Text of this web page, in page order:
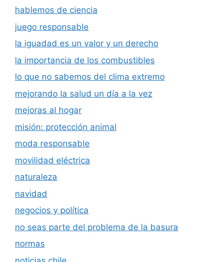
hablemos de ciencia
juego responsable
la iguadad es un valor y un derecho
la importancia de los combustibles
lo que no sabemos del clima extremo
mejorando la salud un día a la vez
mejoras al hogar
misión: protección animal
moda responsable
movilidad eléctrica
naturaleza
navidad
negocios y política
no seas parte del problema de la basura
normas